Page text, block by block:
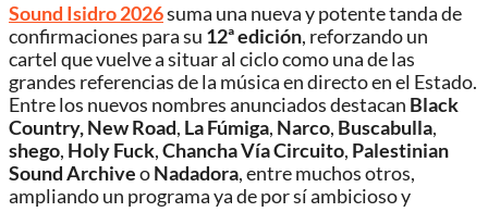
Sound Isidro 2026suma una nueva y potente tanda de
confirmaciones para su 12ª edición, reforzando un
cartel que vuelve a situar al ciclo como una de las
grandes referencias de la música en directo en el Estado.
Entre los nuevos nombres anunciados destacan Black
Country, New Road, La Fúmiga, Narco, Buscabulla,
shego, Holy Fuck,Chancha Vía Circuito, Palestinian
Sound ArchiveoNadadora, entre muchos otros,
ampliando un programa ya de por sí ambicioso y